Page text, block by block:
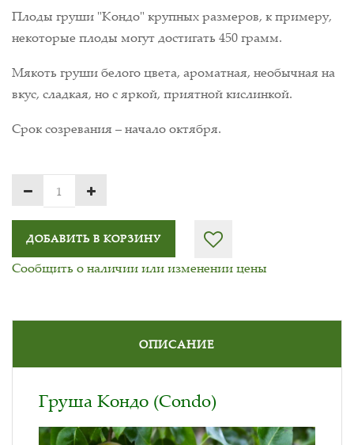
Плоды груши "Кондо" крупных размеров, к примеру,
некоторые плоды могут достигать 450 грамм.
Мякоть груши белого цвета, ароматная, необычная на
вкус, сладкая, но с яркой, приятной кислинкой.
Срок созревания – начало октября.
ДОБАВИТЬ В КОРЗИНУ
Сообщить о наличии или изменении цены
ОПИСАНИЕ
Груша Кондо (Condo)